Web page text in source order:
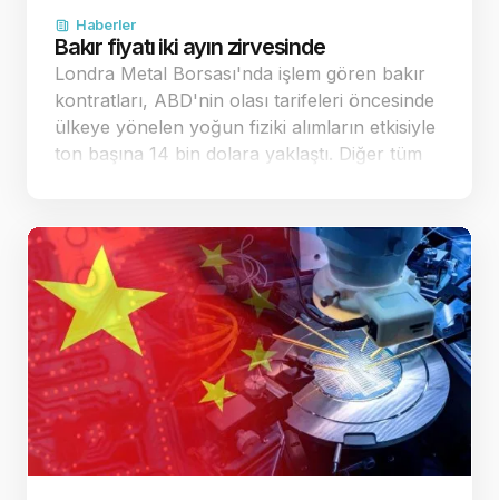
Haberler
Bakır fiyatı iki ayın zirvesinde
Londra Metal Borsası'nda işlem gören bakır
kontratları, ABD'nin olası tarifeleri öncesinde
ülkeye yönelen yoğun fiziki alımların etkisiyle
ton başına 14 bin dolara yaklaştı. Diğer tüm